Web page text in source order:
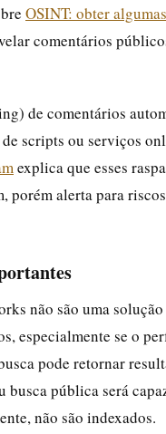
OSINT: obter
comentários
de comentários
scripts ou serviços
explica que esses
porém alerta para
não são uma
especialmente se o
pode retornar
pública será
não são indexados.